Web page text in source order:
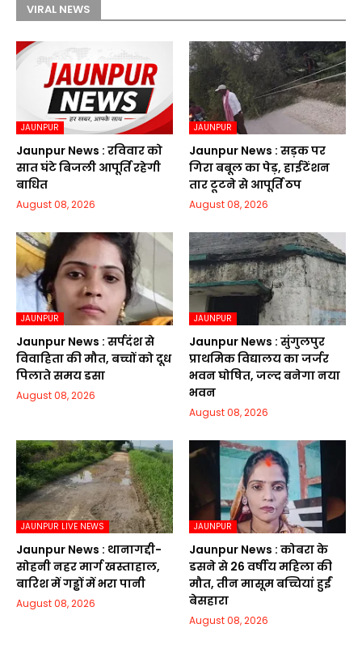
VIRAL NEWS
JAUNPUR
Jaunpur News : रविवार को
सात घंटे बिजली आपूर्ति रहेगी
बाधित
August 08, 2026
JAUNPUR
Jaunpur News : सड़क पर
गिरा बबूल का पेड़, हाईटेंशन
तार टूटने से आपूर्ति ठप
August 08, 2026
JAUNPUR
Jaunpur News : सर्पदंश से
विवाहिता की मौत, बच्चों को दूध
पिलाते समय डसा
August 08, 2026
JAUNPUR
Jaunpur News : सुंगुलपुर
प्राथमिक विद्यालय का जर्जर
भवन घोषित, जल्द बनेगा नया
भवन
August 08, 2026
JAUNPUR LIVE NEWS
Jaunpur News : थानागद्दी-
सोहनी नहर मार्ग खस्ताहाल,
बारिश में गड्ढों में भरा पानी
August 08, 2026
JAUNPUR
Jaunpur News : कोबरा के
डसने से 26 वर्षीय महिला की
मौत, तीन मासूम बच्चियां हुईं
बेसहारा
August 08, 2026